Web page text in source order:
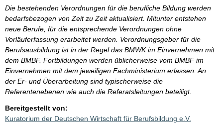
Die bestehenden Verordnungen für die berufliche Bildung werden
bedarfsbezogen von Zeit zu Zeit aktualisiert. Mitunter entstehen
neue Berufe, für die entsprechende Verordnungen ohne
Vorläuferfassung erarbeitet werden. Verordnungsgeber für die
Berufsausbildung ist in der Regel das BMWK im Einvernehmen mit
dem BMBF. Fortbildungen werden üblicherweise vom BMBF im
Einvernehmen mit dem jeweiligen Fachministerium erlassen. An
der Er- und Überarbeitung sind typischerweise die
Referentenebenen wie auch die Referatsleitungen beteiligt.
Bereitgestellt von:
Kuratorium der Deutschen Wirtschaft für Berufsbildung e.V.